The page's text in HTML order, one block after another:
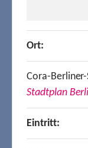
Ort:
Cora-
Stadtplan
Eintritt: